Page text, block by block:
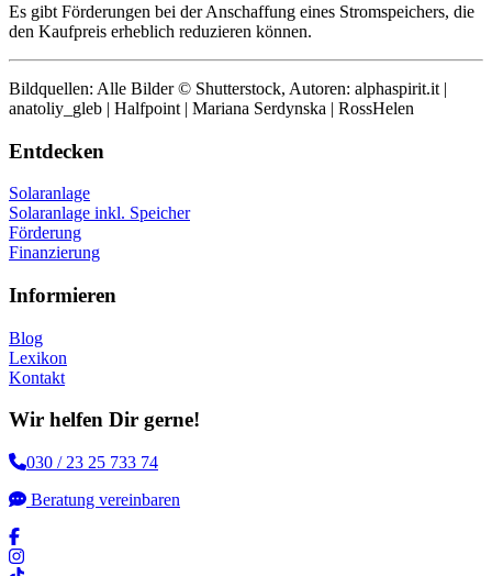
Es gibt Förderungen bei der Anschaffung eines Stromspeichers, die
den Kaufpreis erheblich reduzieren können.
Bildquellen: Alle Bilder © Shutterstock, Autoren: alphaspirit.it |
anatoliy_gleb | Halfpoint | Mariana Serdynska | RossHelen
Entdecken
Solaranlage
Solaranlage inkl. Speicher
Förderung
Finanzierung
Informieren
Blog
Lexikon
Kontakt
Wir helfen Dir gerne!
030 / 23 25 733 74
Beratung vereinbaren